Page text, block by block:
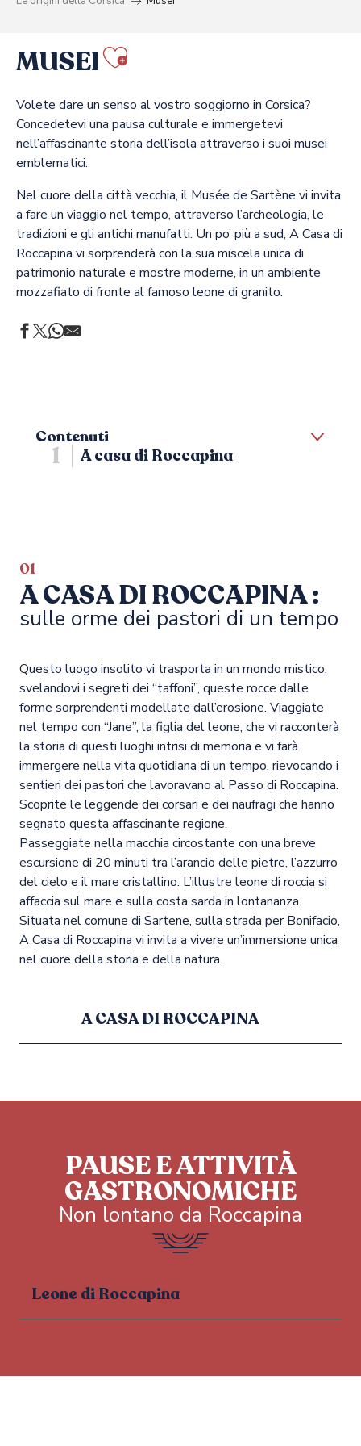
MUSEI Ajouter aux
Volete dare un senso al vostro soggiorno in Corsica?
Concedetevi una pausa culturale e immergetevi
nell’affascinante storia dell’isola attraverso i suoi musei
emblematici.
Nel cuore della città vecchia, il Musée de Sartène vi invita
a fare un viaggio nel tempo, attraverso l’archeologia, le
tradizioni e gli antichi manufatti. Un po’ più a sud, A Casa di
Roccapina vi sorprenderà con la sua miscela unica di
patrimonio naturale e mostre moderne, in un ambiente
mozzafiato di fronte al famoso leone di granito.
Contenuti
1 A casa di Roccapina
01
A CASA DI ROCCAPINA :
sulle orme dei pastori di un tempo
Questo luogo insolito vi trasporta in un mondo mistico,
svelandovi i segreti dei “taffoni”, queste rocce dalle
forme sorprendenti modellate dall’erosione. Viaggiate
nel tempo con “Jane”, la figlia del leone, che vi racconterà
la storia di questi luoghi intrisi di memoria e vi farà
immergere nella vita quotidiana di un tempo, rievocando i
sentieri dei pastori che lavoravano al Passo di Roccapina.
Scoprite le leggende dei corsari e dei naufragi che hanno
segnato questa affascinante regione.
Passeggiate nella macchia circostante con una breve
escursione di 20 minuti tra l’arancio delle pietre, l’azzurro
del cielo e il mare cristallino. L’illustre leone di roccia si
affaccia sul mare e sulla costa sarda in lontananza.
Situata nel comune di Sartene, sulla strada per Bonifacio,
A Casa di Roccapina vi invita a vivere un’immersione unica
nel cuore della storia e della natura.
A CASA DI ROCCAPINA
PAUSE E ATTIVITÀ
GASTRONOMICHE
Non lontano da Roccapina
Leone di Roccapina